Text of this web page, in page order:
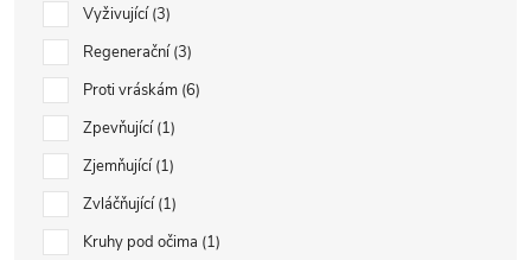
Vyživující 3
Regenerační 3
Proti vráskám 6
Zpevňující 1
Zjemňující 1
Zvláčňující 1
Kruhy pod očima 1